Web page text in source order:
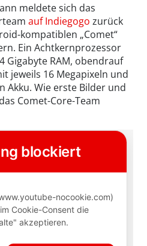
meldete sich das
auf Indiegogo zurück
kompatiblen „Comet“
Ein Achtkernprozessor
Gigabyte RAM, obendrauf
jeweils 16 Megapixeln und
Akku. Wie erste Bilder und
Comet-Core-Team